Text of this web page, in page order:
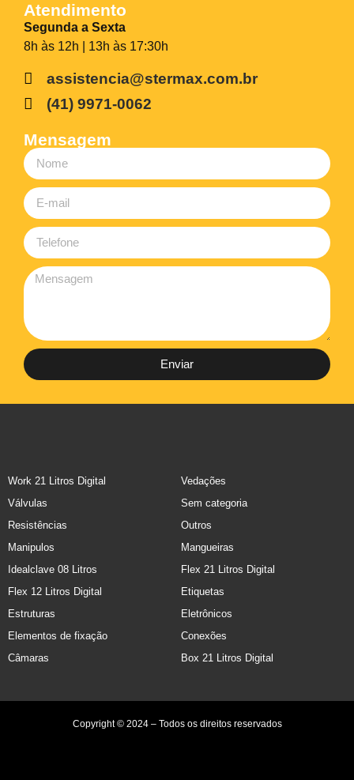
Atendimento
Segunda a Sexta
8h às 12h | 13h às 17:30h
assistencia@stermax.com.br
(41) 9971-0062
Mensagem
Enviar
Work 21 Litros Digital
Vedações
Válvulas
Sem categoria
Resistências
Outros
Manipulos
Mangueiras
Idealclave 08 Litros
Flex 21 Litros Digital
Flex 12 Litros Digital
Etiquetas
Estruturas
Eletrônicos
Elementos de fixação
Conexões
Câmaras
Box 21 Litros Digital
Copyright © 2024 – Todos os direitos reservados